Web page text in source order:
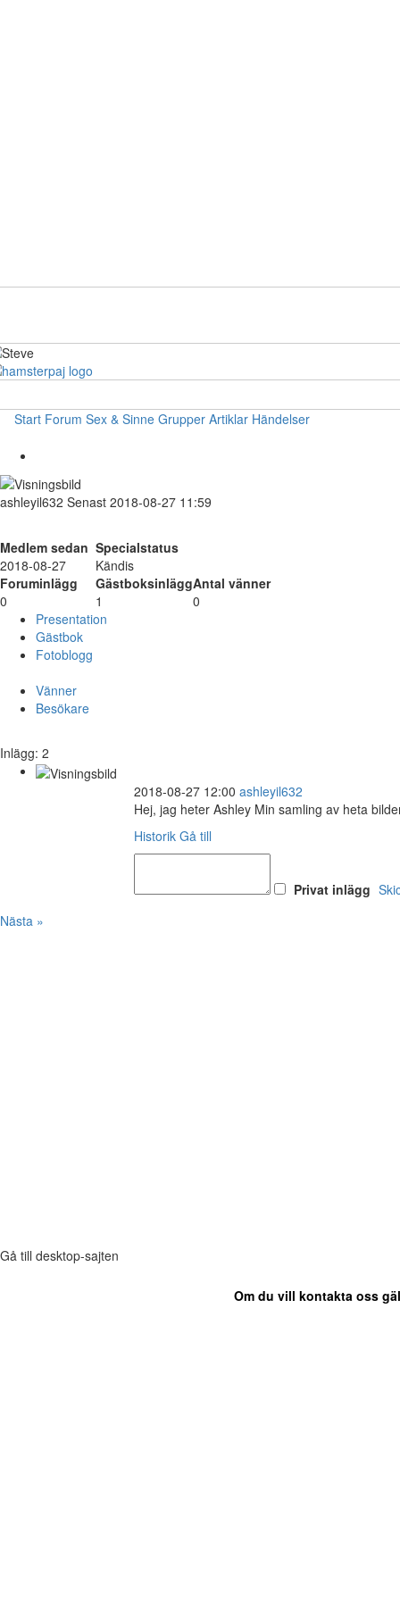
Start Forum Sex & Sinne Grupper Artiklar Händelser
ashleyil632 Senast 2018-08-27 11:59
Medlem sedan Specialstatus
2018-08-27
Kändis
Foruminlägg
GästboksinläggAntal vänner
0
1
0
Presentation
Gästbok
Fotoblogg
Vänner
Besökare
Inlägg: 2
2018-08-27 12:00 ashleyil632
Hej, jag heter Ashley Min samling av heta
Historik Gå till
Privat inlägg
Nästa »
Gå till desktop-sajten
Om du vill kontakta oss